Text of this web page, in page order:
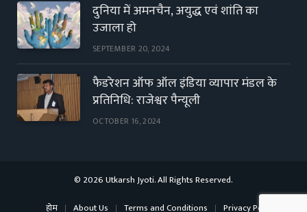
दुनिया में अमनचैन, अयुद्ध एवं शांति का
उजाला हो
SEPTEMBER 20, 2024
फैडरेशन ऑफ ऑल इंडिया व्यापार मंडल के
प्रतिनिधि: राजेश्वर पैन्यूली
OCTOBER 16, 2024
© 2026 Utkarsh Jyoti. All Rights Reserved.
होम
About Us Terms and Conditions Privacy Policy